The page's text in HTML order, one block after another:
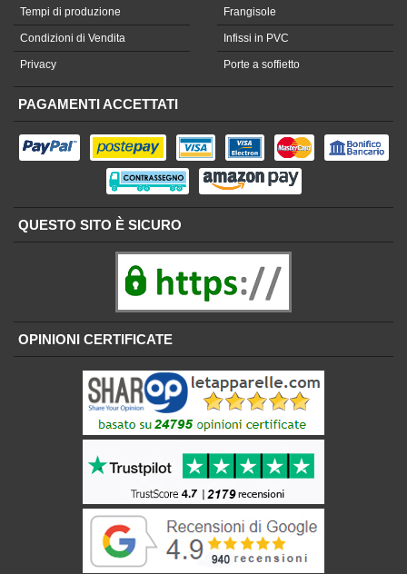
Tempi di produzione
Condizioni di Vendita
Privacy
Frangisole
Infissi in PVC
Porte a soffietto
PAGAMENTI ACCETTATI
QUESTO SITO È SICURO
OPINIONI CERTIFICATE